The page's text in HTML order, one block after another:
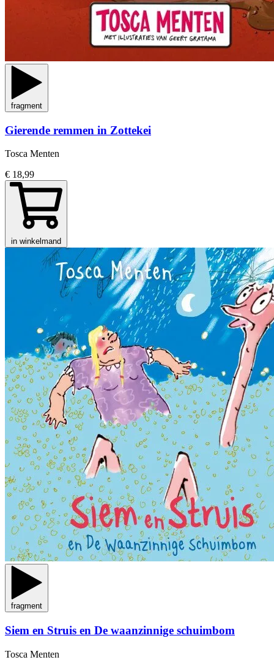
fragment
Gierende remmen in Zottekei
Tosca Menten
€ 18,99
in winkelmand
fragment
Siem en Struis en De waanzinnige schuimbom
Tosca Menten